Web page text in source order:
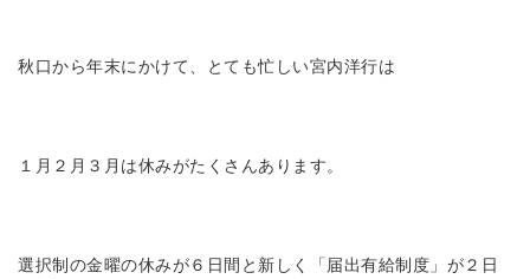
秋口から年末にかけて、とても忙しい宮内洋行は
１月２月３月は休みがたくさんあります。
選択制の金曜の休みが６日間と新しく「届出有給制度」が２日